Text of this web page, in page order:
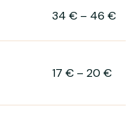
34 € – 46 €
17 € – 20 €